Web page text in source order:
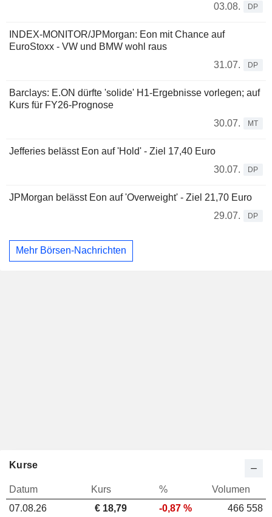
03.08.
DP
INDEX-MONITOR/JPMorgan: Eon mit Chance auf
EuroStoxx - VW und BMW wohl raus
31.07.
DP
Barclays: E.ON dürfte 'solide' H1-Ergebnisse vorlegen; auf
Kurs für FY26-Prognose
30.07.
MT
Jefferies belässt Eon auf 'Hold' - Ziel 17,40 Euro
30.07.
DP
JPMorgan belässt Eon auf 'Overweight' - Ziel 21,70 Euro
29.07.
DP
Mehr Börsen-Nachrichten
Kurse
Datum Kurs %
Volumen
07.08.26
€ 18,79 -0,87 % 466 558